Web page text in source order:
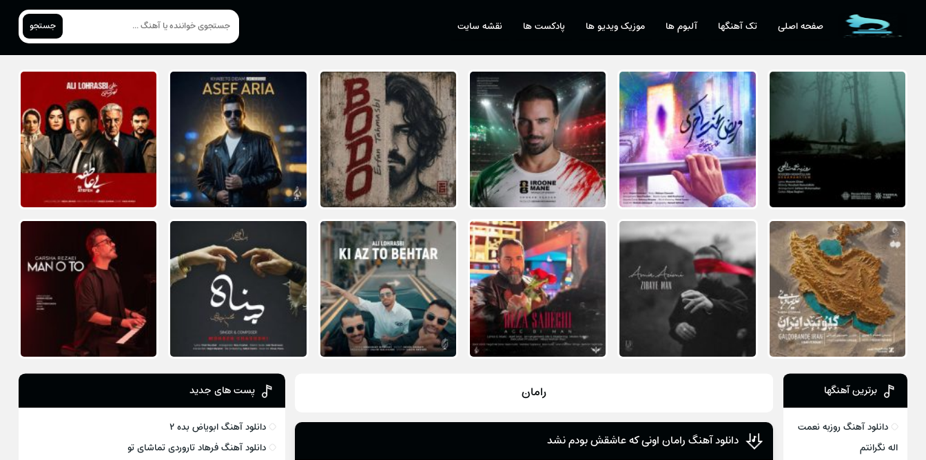
صفحه اصلی تک آهنگها آلبوم ها موزیک ویدیو ها پادکست ها نقشه سایت جستجو
رامان
دانلود آهنگ رامان اونی که عاشقش بودم نشد
برترین آهنگها
دانلود آهنگ روزبه نعمت
اله نگرانتم
پست های جدید
دانلود آهنگ ابویاض بده ۲
دانلود آهنگ فرهاد تاروردی تماشای تو